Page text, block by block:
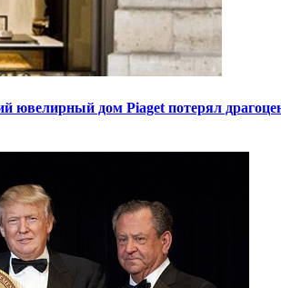
ювелирный дом Piaget потерял